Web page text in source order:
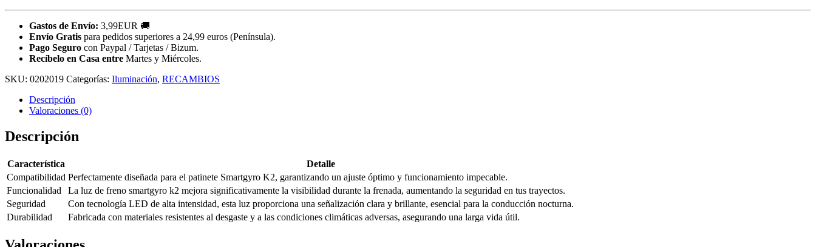
Gastos de Envío: 3,99EUR 🚚
Envío Gratis para pedidos superiores a 24,99 euros (Península).
Pago Seguro con Paypal / Tarjetas / Bizum.
Recíbelo en Casa entre Martes y Miércoles.
SKU: 0202019 Categorías: Iluminación, RECAMBIOS
Descripción
Valoraciones (0)
Descripción
Característica
Detalle
Compatibilidad Perfectamente diseñada para el patinete Smartgyro K2, garantizando un ajuste óptimo y funcionamiento impecable.
Funcionalidad
La luz de freno smartgyro k2 mejora significativamente la visibilidad durante la frenada, aumentando la seguridad en tus trayectos.
Seguridad
Con tecnología LED de alta intensidad, esta luz proporciona una señalización clara y brillante, esencial para la conducción nocturna.
Durabilidad
Fabricada con materiales resistentes al desgaste y a las condiciones climáticas adversas, asegurando una larga vida útil.